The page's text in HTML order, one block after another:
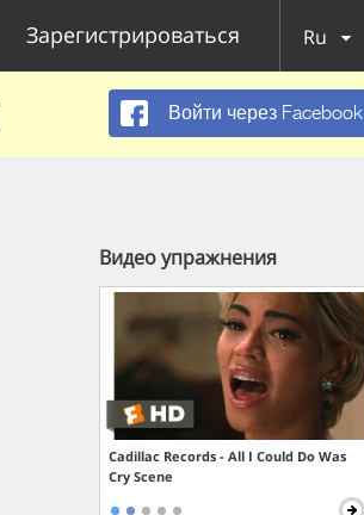
Зарегистрироваться Ru
Войти через Facebook
Видео упражнения
Cadillac Records - All I Could Do Was
Cry Scene